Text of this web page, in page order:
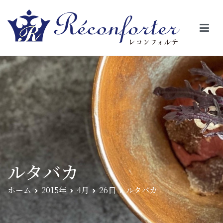
【レコンフォルテ】吹田・千里山/フレンチ（フラ
ンス料理）
絵の様に見える。そんな空間で、ゆっくり素材そのものの旨さを閉
じ込めたフレンチを・・・・・。
ルタバカ
ホーム 2015年 4月 26日 ルタバカ